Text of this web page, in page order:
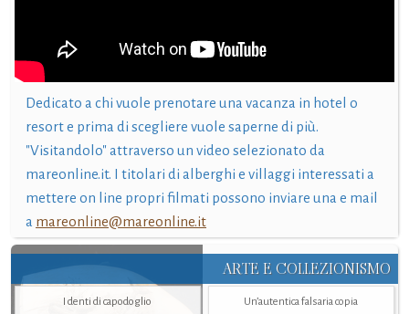
Dedicato a chi vuole prenotare una vacanza in hotel o
resort e prima di scegliere vuole saperne di più.
"Visitandolo" attraverso un video selezionato da
mareonline.it. I titolari di alberghi e villaggi interessati a
mettere on line propri filmati possono inviare una e mail
a mareonline@mareonline.it
ARTE E COLLEZIONISMO
I denti di capodoglio
Un’autentica falsaria copia